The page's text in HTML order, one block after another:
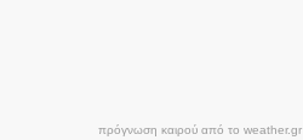
πρόγνωση καιρού από το weather.gr